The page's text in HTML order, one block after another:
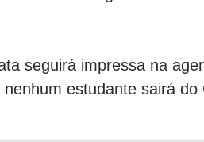
seguirá impressa na
estudante sairá